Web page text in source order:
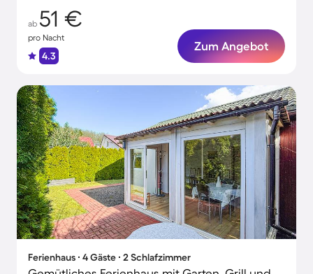
ab 51 €
pro Nacht
4.3
Zum Angebot
Ferienhaus ∙ 4 Gäste ∙ 2 Schlafzimmer